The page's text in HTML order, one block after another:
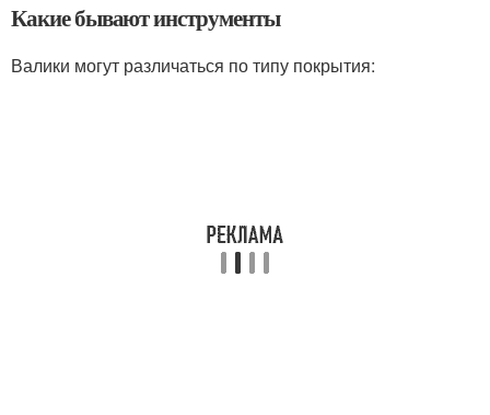
Какие бывают инструменты
Валики могут различаться по типу покрытия: